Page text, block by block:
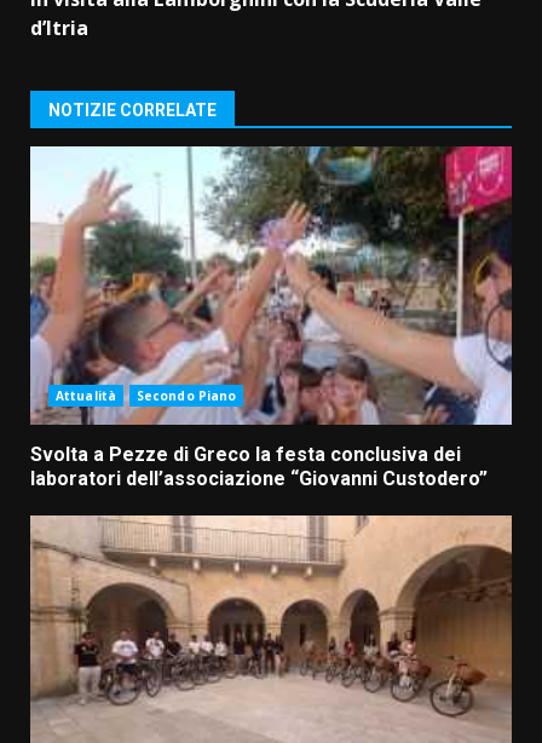
d’Itria
NOTIZIE CORRELATE
Attualità Secondo Piano
Svolta a Pezze di Greco la festa conclusiva dei
laboratori dell’associazione “Giovanni Custodero”